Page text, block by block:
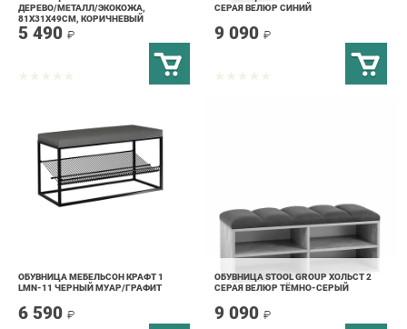
ОБУВНИЦА МЕБЕЛЬСОН КРАФТ 1
LMN-11 ЧЕРНЫЙ МУАР/ГРАФИТ
6 590₽